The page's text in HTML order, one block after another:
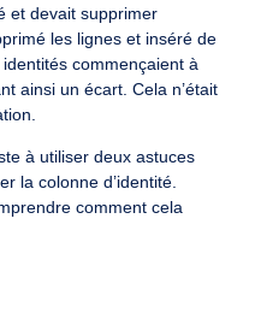
et devait supprimer
les lignes et inséré de
commençaient à
ainsi un écart. Cela n’était
à utiliser deux astuces
la colonne d’identité.
comment cela